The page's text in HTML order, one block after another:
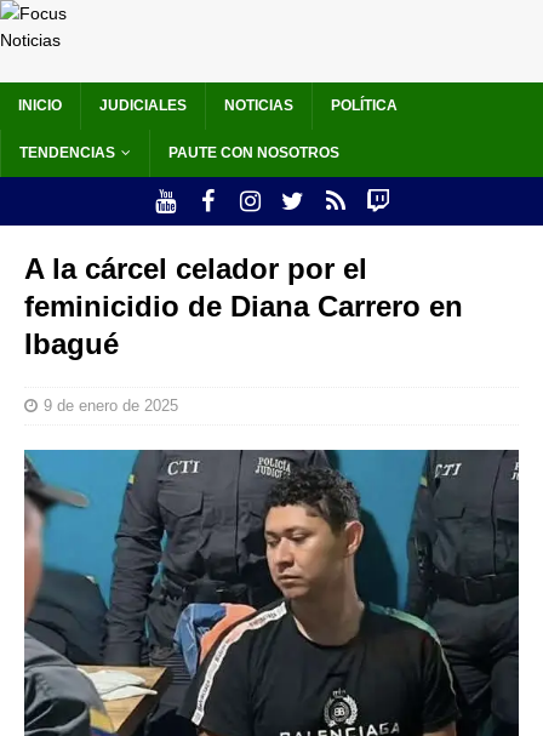
INICIO JUDICIALES NOTICIAS POLÍTICA
TENDENCIAS PAUTE CON NOSOTROS
A la cárcel celador por el
feminicidio de Diana Carrero en
Ibagué
9 de enero de 2025